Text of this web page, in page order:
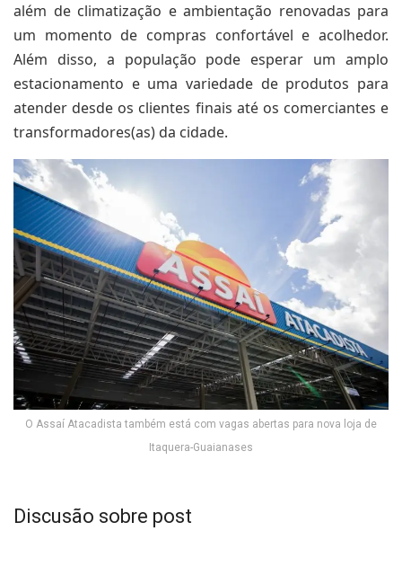
além de climatização e ambientação renovadas para
um momento de compras confortável e acolhedor.
Além disso, a população pode esperar um amplo
estacionamento e uma variedade de produtos para
atender desde os clientes finais até os comerciantes e
transformadores(as) da cidade.
O Assaí Atacadista também está com vagas abertas para nova loja de
Itaquera-Guaianases
Discusão sobre post